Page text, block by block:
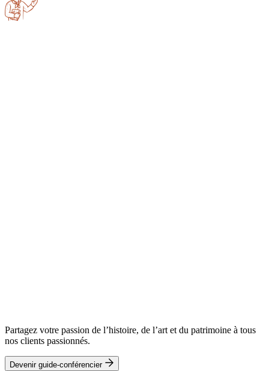
Partagez votre passion de l’histoire, de l’art et du patrimoine à tous
nos clients passionnés.
Devenir guide-conférencier